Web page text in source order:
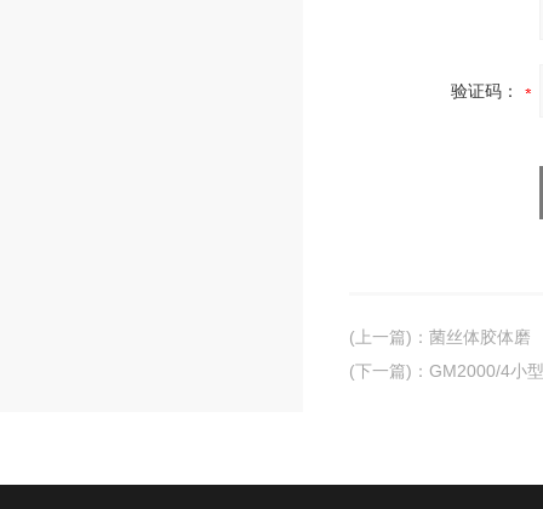
验证码：
(上一篇) ： 菌丝体胶体磨
(下一篇) ： GM2000/4小